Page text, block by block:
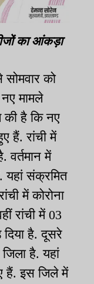
का आंकड़ा
सोमवार को
नए मामले
की है कि नए
हैं. रांची में
वर्तमान में
संक्रमित
में कोरोना
रांची में 03
दिया है. दूसरे
है. यहां
हैं. इस जिले में